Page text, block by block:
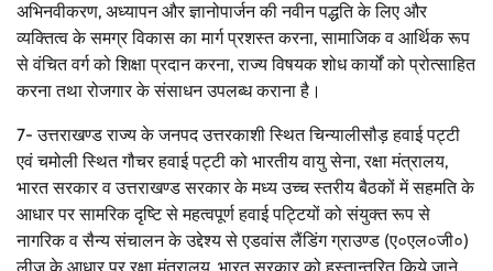
अभिनवीकरण, अध्यापन और ज्ञानोपार्जन की नवीन पद्धति के लिए और
व्यक्तित्व के समग्र विकास का मार्ग प्रशस्त करना, सामाजिक व आर्थिक रूप
से वंचित वर्ग को शिक्षा प्रदान करना, राज्य विषयक शोध कार्यों को प्रोत्साहित
करना तथा रोजगार के संसाधन उपलब्ध कराना है।
7- उत्तराखण्ड राज्य के जनपद उत्तरकाशी स्थित चिन्यालीसौड़ हवाई पट्टी
एवं चमोली स्थित गौचर हवाई पट्टी को भारतीय वायु सेना, रक्षा मंत्रालय,
भारत सरकार व उत्तराखण्ड सरकार के मध्य उच्च स्तरीय बैठकों में सहमति के
आधार पर सामरिक दृष्टि से महत्वपूर्ण हवाई पट्टियों को संयुक्त रूप से
नागरिक व सैन्य संचालन के उद्देश्य से एडवांस लैंडिंग ग्राउण्ड (ए०एल०जी०)